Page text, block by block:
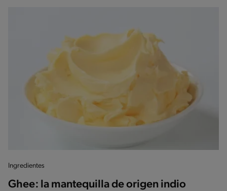
Ingredientes
Ghee: la mantequilla de origen indio